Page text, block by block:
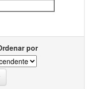
por